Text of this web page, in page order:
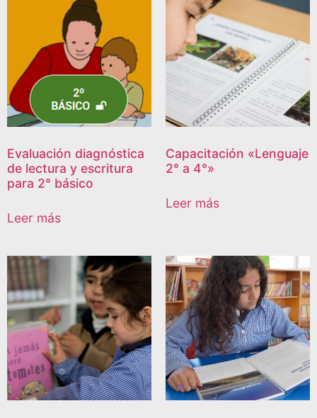
Evaluación diagnóstica
de lectura y escritura
para 2° básico
Leer más
Capacitación «Lenguaje
2° a 4°»
Leer más